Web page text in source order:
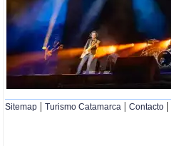
Sitemap | Turismo Catamarca | Contacto |